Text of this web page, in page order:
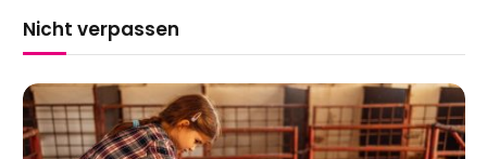
Nicht verpassen